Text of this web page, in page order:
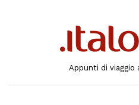
Appunti di viaggio